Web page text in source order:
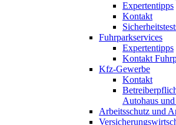
Expertentipps
Kontakt
Fuhrparkservices
Expertentipps
Kontakt
Kfz-Gewerbe
Kontakt
Autohaus
Arbeitsschutz und